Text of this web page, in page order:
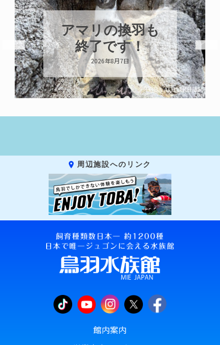
アマリの換羽も
終了です！
2026年8月7日
周辺施設へのリンク
館内案内